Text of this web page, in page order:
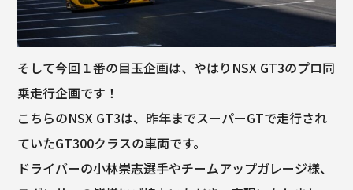
そして今回１番の目玉企画は、やはりNSX GT3のプロ同
乗走行企画です！
こちらのNSX GT3は、昨年までスーパーGTで走行され
ていたGT300クラスの車両です。
ドライバーの小林崇志選手やチームアップガレージ様、